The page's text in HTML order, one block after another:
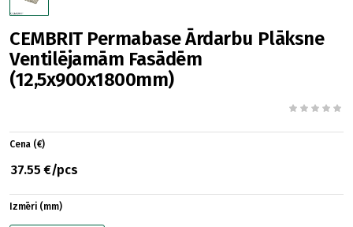
CEMBRIT Permabase Ārdarbu Plāksne
Ventilējamām Fasādēm
(12,5x900x1800mm)
Cena (€)
37.55 €/pcs
Izmēri (mm)